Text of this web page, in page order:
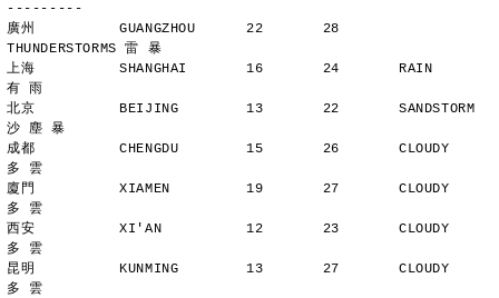
---------
廣州          GUANGZHOU      22       28
THUNDERSTORMS 雷 暴
上海          SHANGHAI       16       24       RAIN
有 雨
北京          BEIJING        13       22       SANDSTORM
沙 塵 暴
成都          CHENGDU        15       26       CLOUDY
多 雲
廈門          XIAMEN         19       27       CLOUDY
多 雲
西安          XI'AN          12       23       CLOUDY
多 雲
昆明          KUNMING        13       27       CLOUDY
多 雲